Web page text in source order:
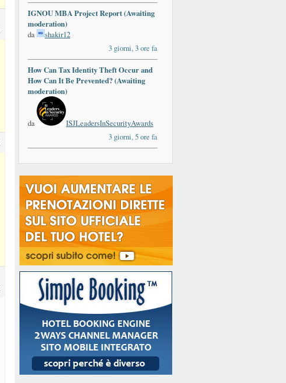
IGNOU MBA Project Report (Awaiting
moderation)
da
shakir12
3 giorni, 3 ore fa
How Can Tax Identity Theft Occur and
How Can It Be Prevented? (Awaiting
moderation)
da
ISJLeadersInSecurityAwards
3 giorni, 5 ore fa